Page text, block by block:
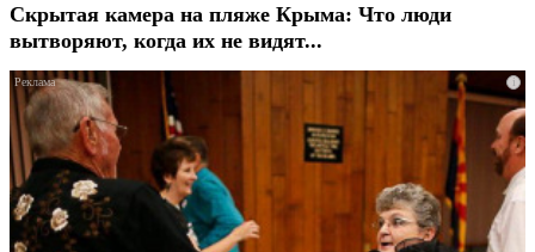
Скрытая камера на пляже Крыма: Что люди
вытворяют, когда их не видят...
i